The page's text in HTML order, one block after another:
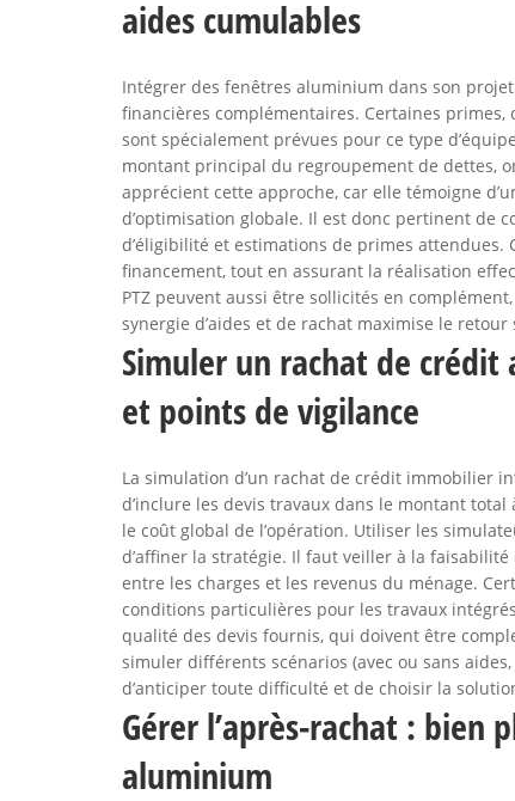
aides cumulables
Intégrer des fenêtres aluminium dans son
financières complémentaires. Certaines primes,
sont spécialement prévues pour ce type
montant principal du regroupement de dettes,
apprécient cette approche, car elle témoigne
d’optimisation globale. Il est donc pertinent de
d’éligibilité et estimations de primes attendues.
financement, tout en assurant la réalisation
PTZ peuvent aussi être sollicités en
synergie d’aides et de rachat maximise le
Simuler un rachat de
et points de vigilance
La simulation d’un rachat de crédit immobilier
d’inclure les devis travaux dans le montant
le coût global de l’opération. Utiliser les
d’affiner la stratégie. Il faut veiller à la
entre les charges et les revenus du ménage.
conditions particulières pour les travaux
qualité des devis fournis, qui doivent être
simuler différents scénarios (avec ou sans
d’anticiper toute difficulté et de choisir la
Gérer l’après-rachat : bien
aluminium